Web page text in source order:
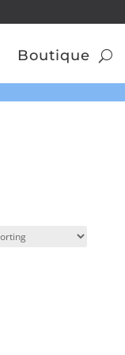
Boutique